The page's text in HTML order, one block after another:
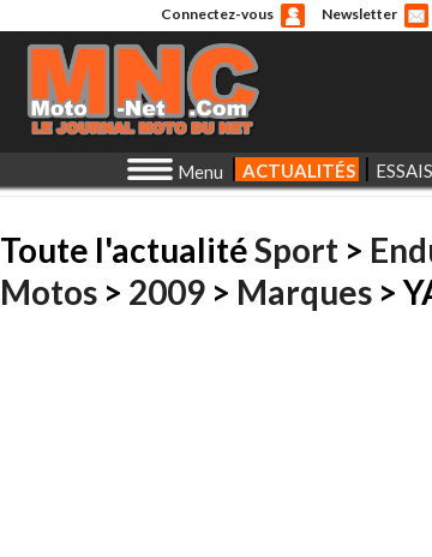
Connectez-vous Newsletter
Menu ACTUALITÉS ESSAIS
Toute l'actualitéSport >
Motos > 2009 > Marques >